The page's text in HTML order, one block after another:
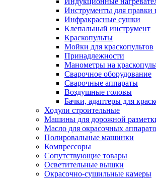
Инструменты для правки
Инфракрасные сушки
Клепальный инструмент
Краскопульты
Мойки для краскопультов
Принадлежности
Манометры на
Сварочное оборудование
Сварочные аппараты
Воздушные головы
Бачки, адаптеры для
Ходули строительные
Машины для дорожной
Масло для окрасочных
Полировальные машинки
Компрессоры
Сопутствующие товары
Осветительные вышки
Окрасочно-сушильные камеры